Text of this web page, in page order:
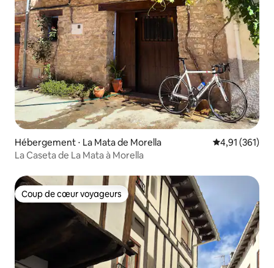
Hébergement ⋅ La Mata de Morella Évaluation
4,91 (361)
La Caseta de La Mata à Morella
Coup de cœur voyageurs
Coup de cœur voyageurs